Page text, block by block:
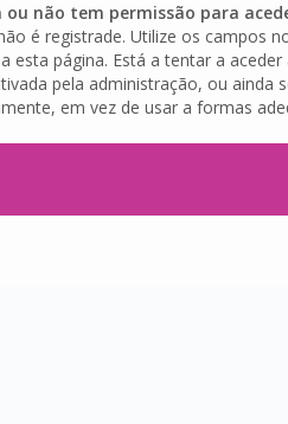
não tem permissão para
é registrade. Utilize os campos
esta página. Está a tentar a
pela administração, ou ainda
em vez de usar a formas